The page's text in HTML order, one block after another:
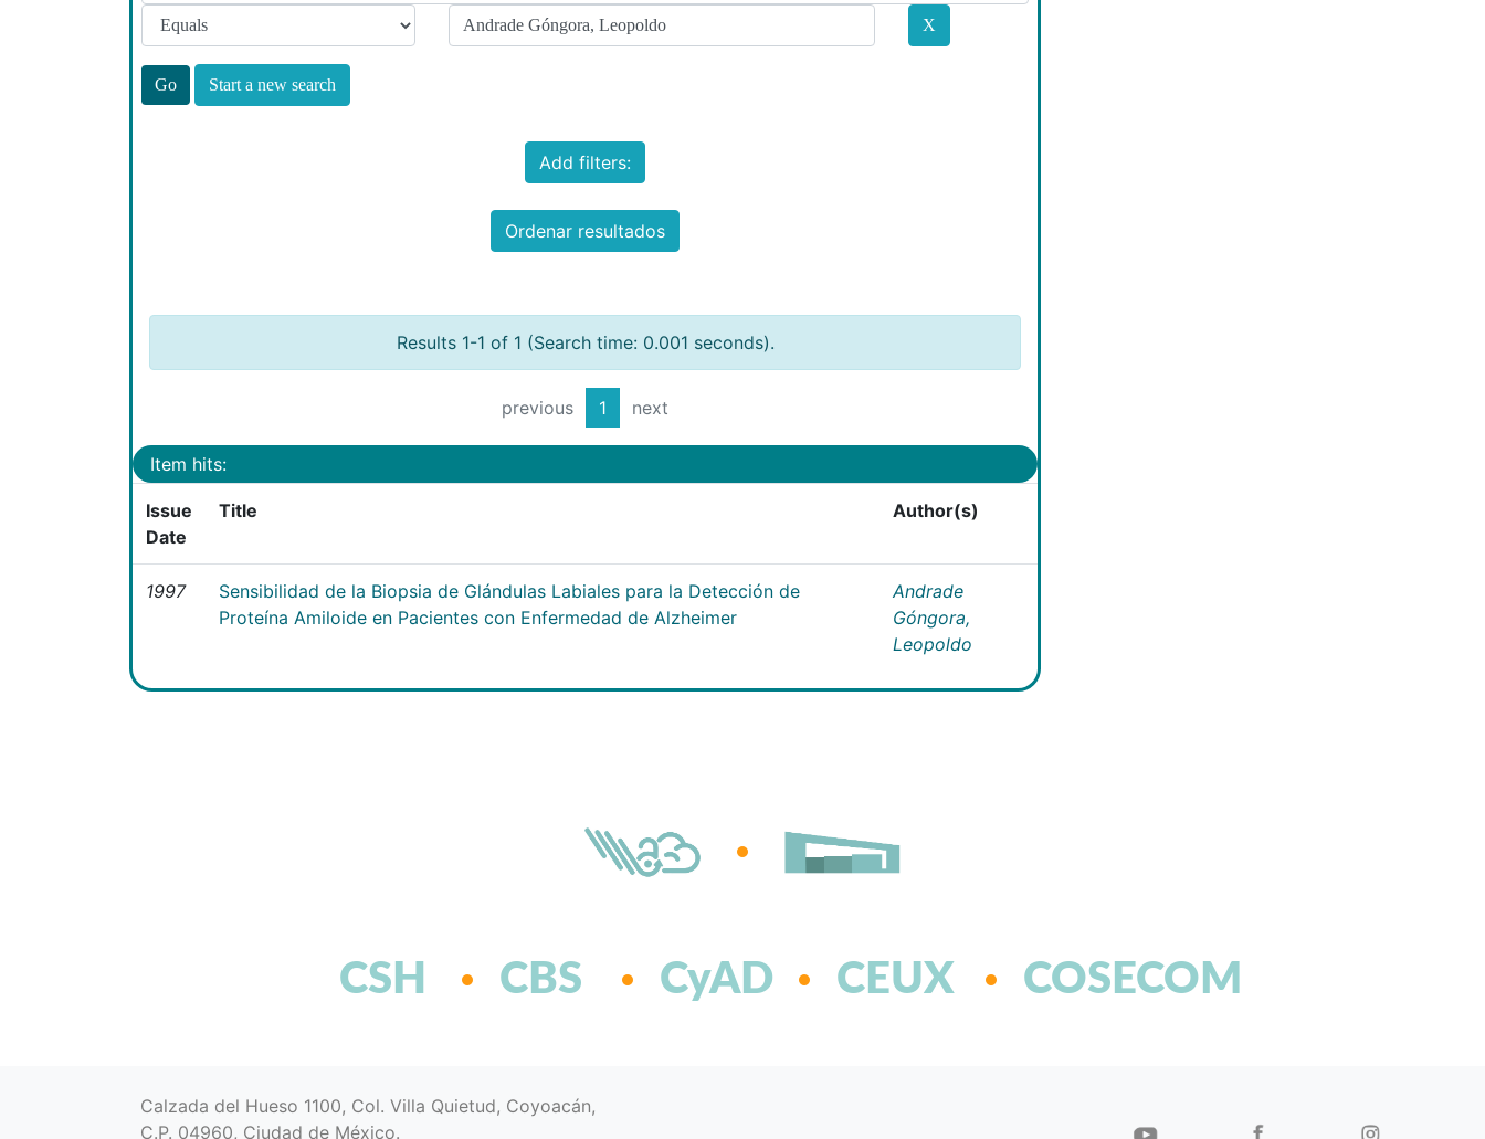
Start a new search
Add filters:
Ordenar resultados
Results 1-1 of 1 (Search time: 0.001 seconds).
previous 1 next
Item hits:
Issue
Date
Title Author(s)
1997
Sensibilidad de la Biopsia de Glándulas Labiales para la Detección de
Proteína Amiloide en Pacientes con Enfermedad de Alzheimer
Andrade
Góngora,
Leopoldo
CSH CBS CyAD CEUX COSECOM
Calzada del Hueso 1100, Col. Villa Quietud, Coyoacán,
C.P. 04960, Ciudad de México.